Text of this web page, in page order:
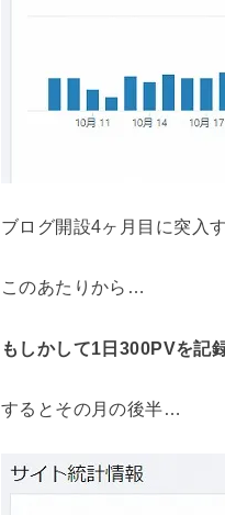
ブログ開設4ヶ月目に突入す
このあたりから…
もしかして1日300PVを記
するとその月の後半…